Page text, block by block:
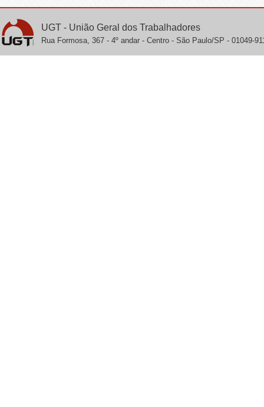
UGT - União Geral dos Trabalhadores
Rua Formosa, 367 - 4º andar - Centro - São Paulo/SP - 01049-